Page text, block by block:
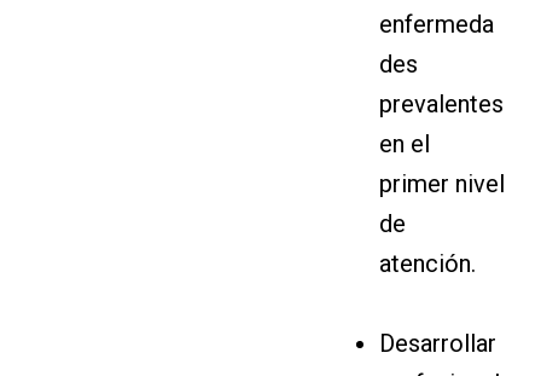
enfermeda
des
prevalentes
en el
primer nivel
de
atención.
Desarrollar